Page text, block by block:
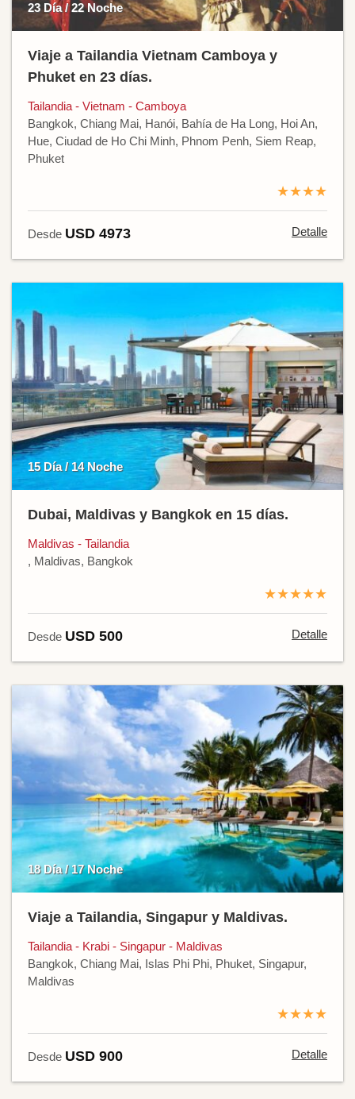
23 Día / 22 Noche
Viaje a Tailandia Vietnam Camboya y
Phuket en 23 días.
Tailandia - Vietnam - Camboya
Bangkok, Chiang Mai, Hanói, Bahía de Ha Long, Hoi An,
Hue, Ciudad de Ho Chi Minh, Phnom Penh, Siem Reap,
Phuket
★★★★
Desde USD 4973 Detalle
15 Día / 14 Noche
Dubai, Maldivas y Bangkok en 15 días.
Maldivas - Tailandia
, Maldivas, Bangkok
★★★★★
Desde USD 500 Detalle
18 Día / 17 Noche
Viaje a Tailandia, Singapur y Maldivas.
Tailandia - Krabi - Singapur - Maldivas
Bangkok, Chiang Mai, Islas Phi Phi, Phuket, Singapur,
Maldivas
★★★★
Desde USD 900 Detalle